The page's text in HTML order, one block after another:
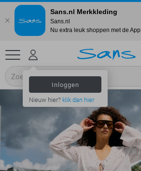
Inloggen
Nieuw hier? klik dan hier
Sans.nl Merkkleding
Sans.nl
Nu extra leuk shoppen met de App.